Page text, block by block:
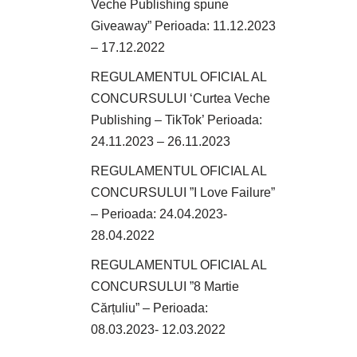
Veche Publishing spune
Giveaway” Perioada: 11.12.2023
– 17.12.2022
REGULAMENTUL OFICIAL AL
CONCURSULUI ‘Curtea Veche
Publishing – TikTok’ Perioada:
24.11.2023 – 26.11.2023
REGULAMENTUL OFICIAL AL
CONCURSULUI ”I Love Failure”
– Perioada: 24.04.2023-
28.04.2022
REGULAMENTUL OFICIAL AL
CONCURSULUI ”8 Martie
Cărțuliu” – Perioada:
08.03.2023- 12.03.2022